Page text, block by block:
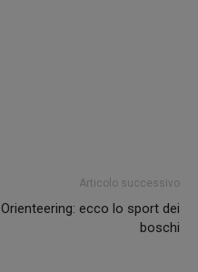
Articolo successivo
Orienteering: ecco lo sport dei
boschi